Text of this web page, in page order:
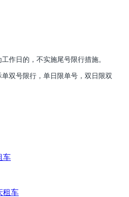
作日的，不实施尾号限行措施。
双号限行，单日限单号，双日限双
车
租车